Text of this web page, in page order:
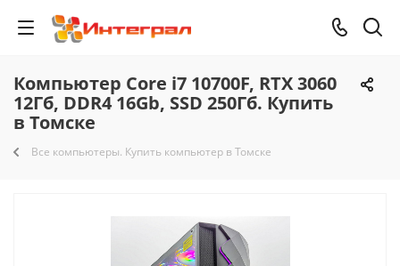
Компьютер Core i7 10700F, RTX 3060
12Гб, DDR4 16Gb, SSD 250Гб. Купить
в Томске
Все компьютеры. Купить компьютер в Томске